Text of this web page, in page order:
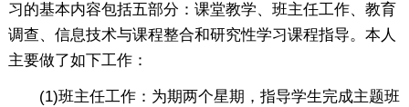
习的基本内容包括五部分：课堂教学、班主任工作、教育
调查、信息技术与课程整合和研究性学习课程指导。本人
主要做了如下工作：
(1)班主任工作：为期两个星期，指导学生完成主题班